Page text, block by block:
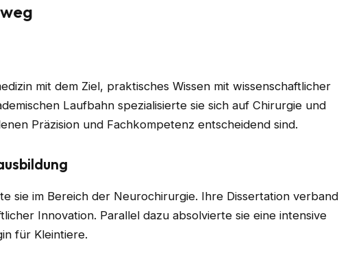
mit dem Ziel, praktisches Wissen mit wissenschaftlicher
Laufbahn spezialisierte sie sich auf Chirurgie und
Präzision und Fachkompetenz entscheidend sind.
sie im Bereich der Neurochirurgie. Ihre Dissertation verband
Innovation. Parallel dazu absolvierte sie eine intensive
für Kleintiere.